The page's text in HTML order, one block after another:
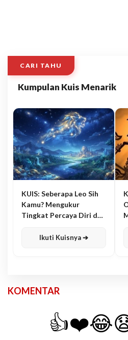
CARI TAHU
Kumpulan Kuis Menarik
KUIS: Seberapa Leo Sih
Kamu? Mengukur
Tingkat Percaya Diri dan
Ikuti Kuisnya ➔
KOMENTAR
👍❤️😂